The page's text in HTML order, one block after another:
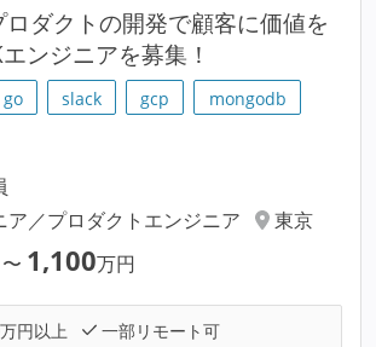
ロダクトの開発で顧客に価値を
ンジニアを募集！
go slack gcp
mongodb
ア／プロダクトエンジニア
東京
〜 1,100万円
円以上
一部リモート可